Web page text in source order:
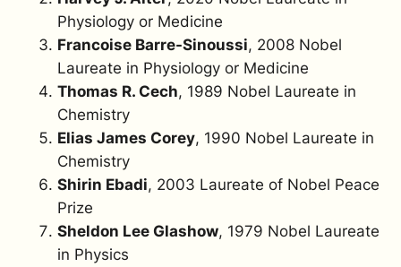
Physiology or Medicine
Francoise Barre-Sinoussi, 2008 Nobel
Laureate in Physiology or Medicine
Thomas R. Cech, 1989 Nobel Laureate in
Chemistry
Elias James Corey, 1990 Nobel Laureate in
Chemistry
Shirin Ebadi, 2003 Laureate of Nobel Peace
Prize
Sheldon Lee Glashow, 1979 Nobel Laureate
in Physics